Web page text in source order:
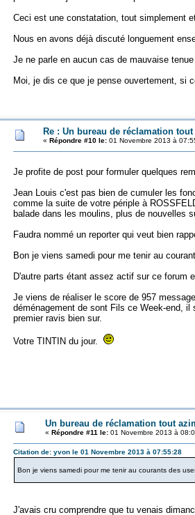
Ceci est une constatation, tout simplement
Nous en avons déjà discuté longuement
Je ne parle en aucun cas de mauvaise
Moi, je dis ce que je pense ouvertement, si
Re : Un bureau de réclamation
« Répondre #10 le:01 Novembre 2013 à
Je profite de post pour formuler quelques
Jean Louis c'est pas bien de cumuler les
comme la suite de votre périple à
balade dans les moulins, plus de nouvelles
Faudra nommé un reporter qui veut bien
Bon je viens samedi pour me tenir au
D'autre parts étant assez actif sur ce forum
Je viens de réaliser le score de 957
déménagement de sont Fils ce Week-end,
premier ravis bien sur.
Votre TINTIN du jour.
Un bureau de réclamation tout
« Répondre #11 le:01 Novembre 2013 à
Citation de: yvon le 01 Novembre 2013 à 07:55:28
Bon je viens samedi pour me tenir au courants des
J'avais cru comprendre que tu venais